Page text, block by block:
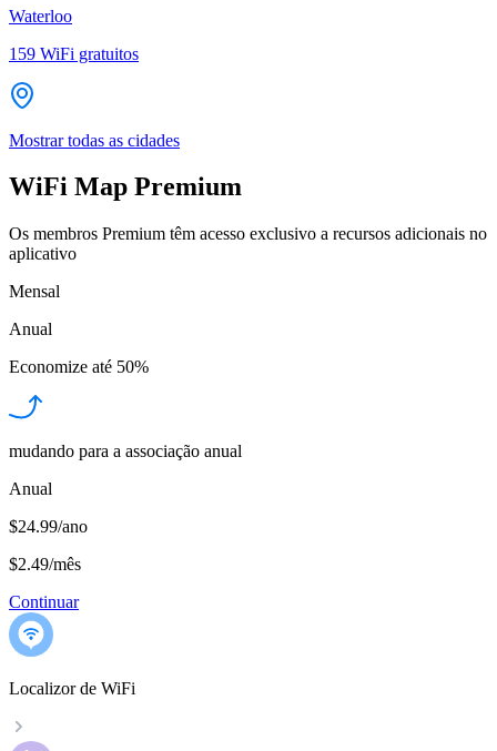
Waterloo
159 WiFi gratuitos
Mostrar todas as cidades
WiFi Map Premium
Os membros Premium têm acesso exclusivo a recursos adicionais no
aplicativo
Mensal
Anual
Economize até 50%
mudando para a associação anual
Anual
$24.99/ano
$2.49/mês
Continuar
Localizor de WiFi